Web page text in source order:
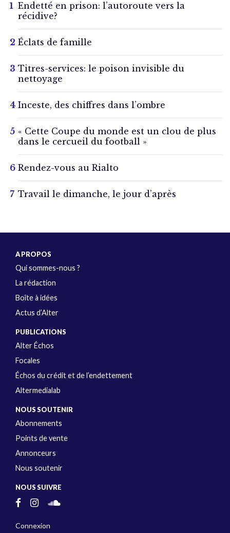
Endetté en prison: l’autoroute vers la
récidive?
Éclats de famille
Titres-services: le poison invisible du
nettoyage
Inceste, des chiffres dans l’ombre
« Cette Coupe du monde est un clou de plus
dans le cercueil du football »
Rendez-vous au Rialto
Travail le dimanche, le jour d’après
A PROPOS
Qui sommes-nous ?
La rédaction
Boîte à idées
Actus d’Alter
PUBLICATIONS
Alter Échos
Focales
Échos du crédit et de l’endettement
Altermedialab
NOUS SOUTENIR
Abonnements
Points de vente
Annonceurs
Nous soutenir
NOUS SUIVRE
Connexion